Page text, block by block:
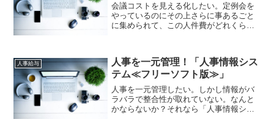
会議コストを見える化したい。定例会を
やっているのにその上さらに事あるごと
に集められて、この人件費がどれくらい
会議コストの見える化が出来ますよ！
人事給与
人事を一元管理！「人事情報シス
テム≪フリーソフト版≫」
人事を一元管理したい。しかし情報がバ
ラバラで整合性が取れていない。なんと
かならないか？それなら「人事情報シス